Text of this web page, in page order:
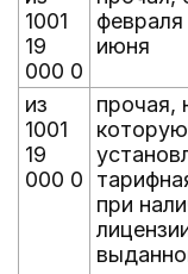
1001
19
000 0
июня
из
1001
19
000 0
прочая,
которую
при